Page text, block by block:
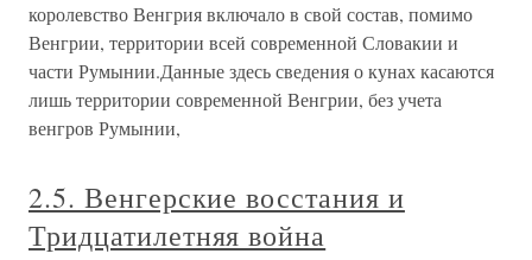
королевство Венгрия включало в свой состав, помимо
Венгрии, территории всей современной Словакии и
части Румынии.Данные здесь сведения о кунах касаются
лишь территории современной Венгрии, без учета
венгров Румынии,
2.5. Венгерские восстания и
Тридцатилетняя война